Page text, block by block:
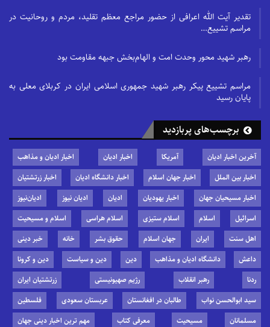
تقدیر آیت الله اعرافی از حضور مراجع معظم تقلید، مردم و روحانیت در
مراسم تشییع…
رهبر شهید محور وحدت امت و الهام‌بخش جبهه مقاومت بود
مراسم تشییع پیکر رهبر شهید جمهوری اسلامی ایران در کربلای معلی به
پایان رسید
برچسب‌های پربازدید
آخرین اخبار ادیان آمریکا اخبار ادیان
اخبار ادیان و مذاهب
اخبار بین الملل
اخبار جهان اسلام اخبار دانشگاه ادیان
اخبار زرتشتیان
اخبار مسیحیان جهان
اخبار یهودیان ادیان ادیان نیوز
ادیان‌نیوز
اسرائیل
اسلام اسلام ستیزی اسلام هراسی
اسلام و مسیحیت
اهل سنت
ایران جهان اسلام حقوق بشر خانه
خبر دینی
داعش
دانشگاه ادیان و مذاهب دین دین و سیاست
دین و کرونا
ردنا
رهبر انقلاب رژیم صهیونیستی
زرتشتیان ایران
سید ابوالحسن نواب
طالبان در افغانستان عربستان سعودی
فلسطین
مسلمانان
مسیحیت معرفی کتاب مهم ترین اخبار دینی جهان